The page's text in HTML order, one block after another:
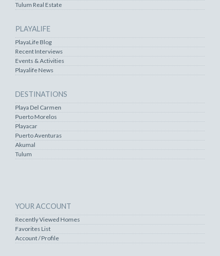
Tulum Real Estate
PLAYALIFE
PlayaLife Blog
Recent Interviews
Events & Activities
Playalife News
DESTINATIONS
Playa Del Carmen
Puerto Morelos
Playacar
Puerto Aventuras
Akumal
Tulum
YOUR ACCOUNT
Recently Viewed Homes
Favorites List
Account / Profile